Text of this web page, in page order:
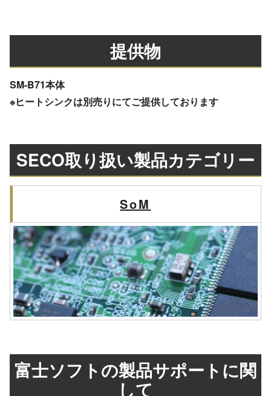
提供物
SM-B71本体
※ヒートシンクは別売りにてご提供しております
SECO取り扱い製品カテゴリー
SoM
富士ソフトの製品サポートに関
して